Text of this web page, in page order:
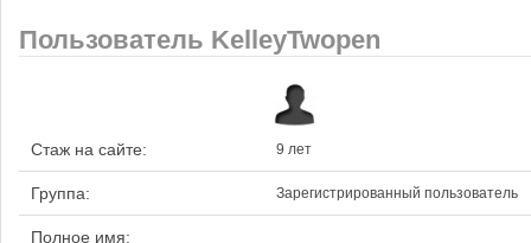
Пользователь KelleyTwopen
Стаж на сайте: 9 лет
Группа: Зарегистрированный пользователь
Полное имя: